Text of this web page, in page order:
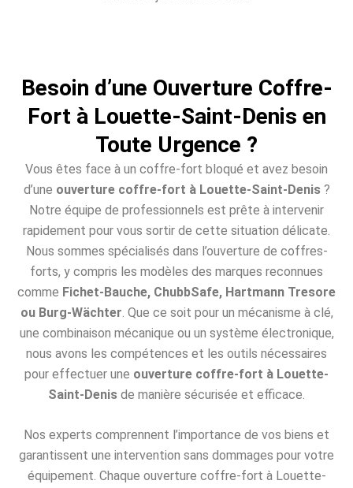
Besoin d’une Ouverture Coffre-
Fort à Louette-Saint-Denis en
Toute Urgence ?
Vous êtes face à un coffre-fort bloqué et avez besoin
d’une ouverture coffre-fort à Louette-Saint-Denis?
Notre équipe de professionnels est prête à intervenir
rapidement pour vous sortir de cette situation délicate.
Nous sommes spécialisés dans l’ouverture de coffres-
forts, y compris les modèles des marques reconnues
comme Fichet-Bauche, ChubbSafe, Hartmann Tresore
ou Burg-Wächter . Que ce soit pour un mécanisme à clé,
une combinaison mécanique ou un système électronique,
nous avons les compétences et les outils nécessaires
pour effectuer une ouverture coffre-fort à Louette-
Saint-Denis de manière sécurisée et efficace.
Nos experts comprennent l’importance de vos biens et
garantissent une intervention sans dommages pour votre
équipement. Chaque ouverture coffre-fort à Louette-